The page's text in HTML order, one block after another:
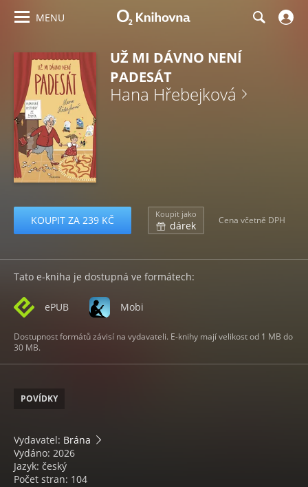
MENU
UŽ MI DÁVNO NENÍ
PADESÁT
Hana Hřebejková
KOUPIT ZA 239 KČ Koupit jako
dárek Cena včetně DPH
Tato e-kniha je dostupná ve formátech:
ePUB Mobi
Dostupnost formátů závisí na vydavateli. E-knihy mají velikost od 1 MB do
30 MB.
POVÍDKY
Vydavatel: Brána
Vydáno: 2026
Jazyk: český
Počet stran: 104